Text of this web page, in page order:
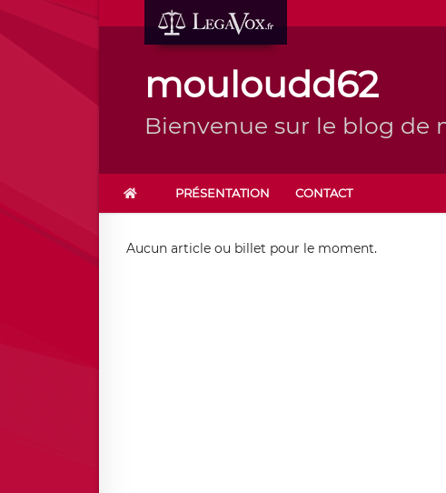
mouloudd62
Bienvenue sur le blog de
PRÉSENTATION CONTACT
Aucun article ou billet pour le moment.